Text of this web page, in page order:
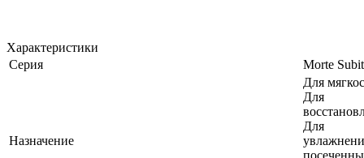
Характеристики
Серия
Morte
Назначение
Для
Для
Для